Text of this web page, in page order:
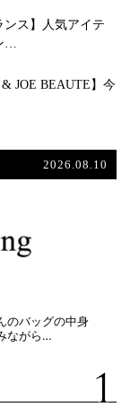
ンス】人気アイテ
…
& JOE BEAUTE】今
2026.08.10
のバッグの中身
ながら…